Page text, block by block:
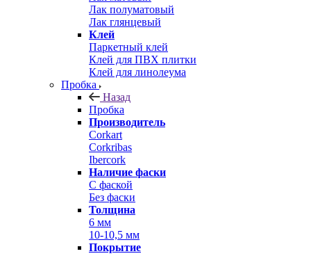
Лак полуматовый
Лак глянцевый
Клей
Паркетный клей
Клей для ПВХ плитки
Клей для линолеума
Пробка
Назад
Пробка
Производитель
Corkart
Corkribas
Ibercork
Наличие фаски
С фаской
Без фаски
Толщина
6 мм
10-10,5 мм
Покрытие